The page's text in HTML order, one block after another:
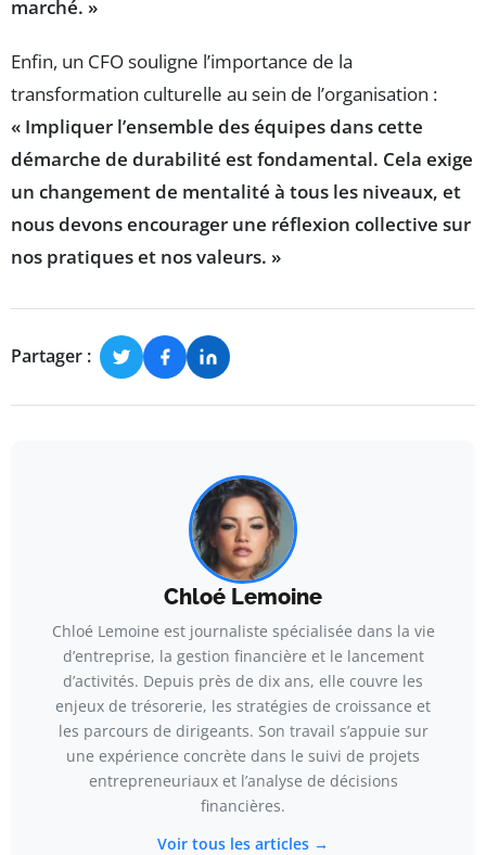
marché. »
Enfin, un CFO souligne l’importance de la
transformation culturelle au sein de l’organisation :
« Impliquer l’ensemble des équipes dans cette
démarche de durabilité est fondamental. Cela exige
un changement de mentalité à tous les niveaux, et
nous devons encourager une réflexion collective sur
nos pratiques et nos valeurs. »
Partager :
Chloé Lemoine
Chloé Lemoine est journaliste spécialisée dans la vie
d’entreprise, la gestion financière et le lancement
d’activités. Depuis près de dix ans, elle couvre les
enjeux de trésorerie, les stratégies de croissance et
les parcours de dirigeants. Son travail s’appuie sur
une expérience concrète dans le suivi de projets
entrepreneuriaux et l’analyse de décisions
financières.
Voir tous les articles →